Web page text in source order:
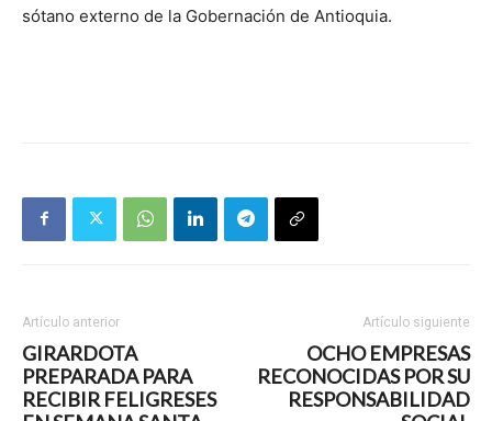
sótano externo de la Gobernación de Antioquia.
Artículo anterior
GIRARDOTA
PREPARADA PARA
RECIBIR FELIGRESES
Artículo siguiente
OCHO EMPRESAS
RECONOCIDAS POR SU
RESPONSABILIDAD